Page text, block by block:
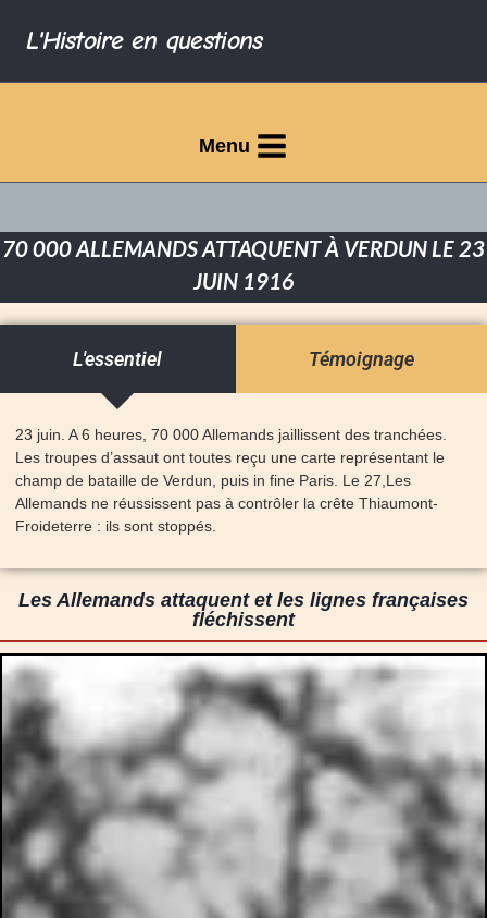
L'Histoire en questions
Menu
70 000 ALLEMANDS ATTAQUENT À VERDUN LE 23
JUIN 1916
L'essentiel Témoignage
23 juin. A 6 heures, 70 000 Allemands jaillissent des tranchées.
Les troupes d’assaut ont toutes reçu une carte représentant le
champ de bataille de Verdun, puis in fine Paris. Le 27,Les
Allemands ne réussissent pas à contrôler la crête Thiaumont-
Froideterre : ils sont stoppés.
Les Allemands attaquent et les lignes françaises
fléchissent